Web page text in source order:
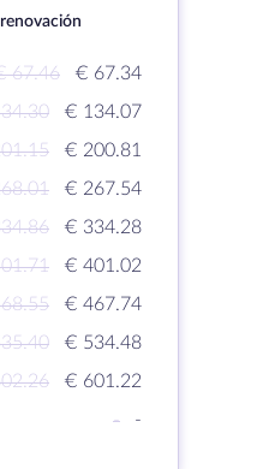
67.46
€ 67.34
€ 134.07
€ 200.81
€ 267.54
€ 334.28
€ 401.02
€ 467.74
€ 534.48
€ 601.22
- -